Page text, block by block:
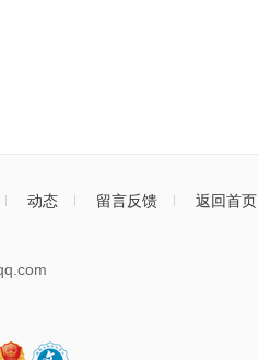
动态 留言反馈 返回首页